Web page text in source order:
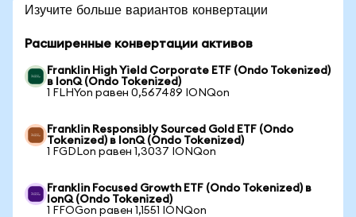
Изучите больше вариантов конвертации
Расширенные конвертации активов
Franklin High Yield Corporate ETF (Ondo Tokenized)
в IonQ (Ondo Tokenized)
1 FLHYon равен 0,567489 IONQon
Franklin Responsibly Sourced Gold ETF (Ondo
Tokenized) в IonQ (Ondo Tokenized)
1 FGDLon равен 1,3037 IONQon
Franklin Focused Growth ETF (Ondo Tokenized) в
IonQ (Ondo Tokenized)
1 FFOGon равен 1,1551 IONQon